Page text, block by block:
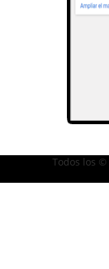
Todos los ©